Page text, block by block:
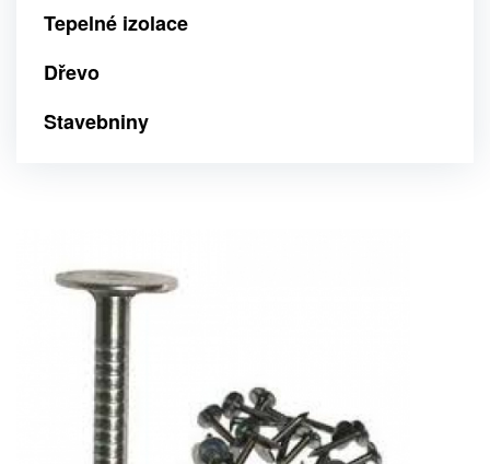
Tepelné izolace
Dřevo
Stavebniny